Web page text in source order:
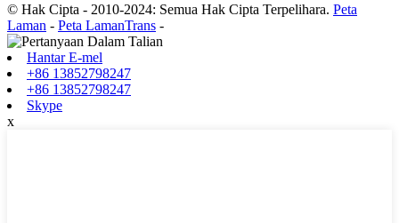
© Hak Cipta - 2010-2024: Semua Hak Cipta Terpelihara. Peta
Laman - Peta LamanTrans -
Hantar E-mel
+86 13852798247
+86 13852798247
Skype
x